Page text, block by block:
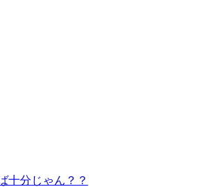
十分じゃん？？